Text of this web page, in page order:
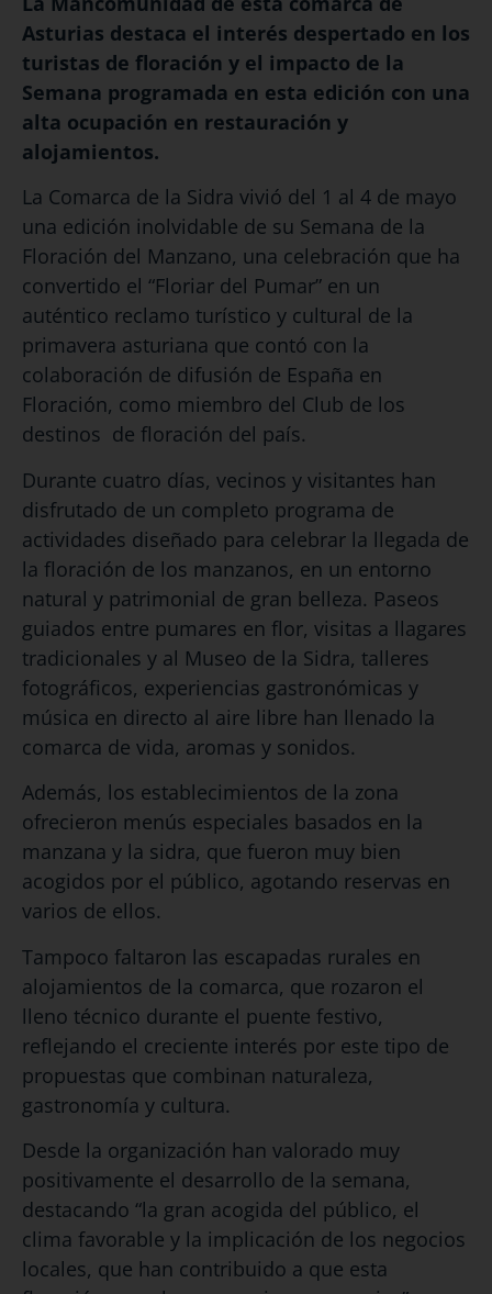
Asturias destaca el interés despertado en los
turistas de floración y el impacto de la
Semana programada en esta edición con una
alta ocupación en restauración y
alojamientos.
La Comarca de la Sidra vivió del 1 al 4 de mayo
una edición inolvidable de su Semana de la
Floración del Manzano, una celebración que ha
convertido el “Floriar del Pumar” en un
auténtico reclamo turístico y cultural de la
primavera asturiana que contó con la
colaboración de difusión de España en
Floración, como miembro del Club de los
destinos de floración del país.
Durante cuatro días, vecinos y visitantes han
disfrutado de un completo programa de
actividades diseñado para celebrar la llegada de
la floración de los manzanos, en un entorno
natural y patrimonial de gran belleza. Paseos
guiados entre pumares en flor, visitas a llagares
tradicionales y al Museo de la Sidra, talleres
fotográficos, experiencias gastronómicas y
música en directo al aire libre han llenado la
comarca de vida, aromas y sonidos.
Además, los establecimientos de la zona
ofrecieron menús especiales basados en la
manzana y la sidra, que fueron muy bien
acogidos por el público, agotando reservas en
varios de ellos.
Tampoco faltaron las escapadas rurales en
alojamientos de la comarca, que rozaron el
lleno técnico durante el puente festivo,
reflejando el creciente interés por este tipo de
propuestas que combinan naturaleza,
gastronomía y cultura.
Desde la organización han valorado muy
positivamente el desarrollo de la semana,
destacando “la gran acogida del público, el
clima favorable y la implicación de los negocios
locales, que han contribuido a que esta